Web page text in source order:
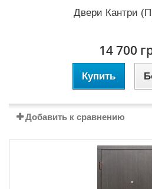
Двери Кантри
14 700
Купить
Добавить к сравнению